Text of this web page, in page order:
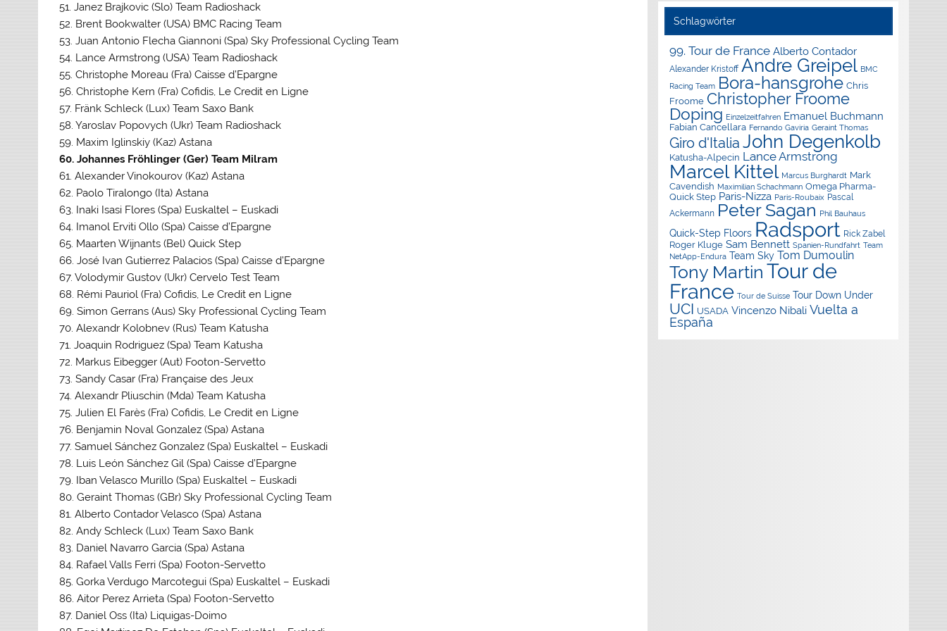
51. Janez Brajkovic (Slo) Team Radioshack
52. Brent Bookwalter (USA) BMC Racing Team
53. Juan Antonio Flecha Giannoni (Spa) Sky Professional Cycling Team
54. Lance Armstrong (USA) Team Radioshack
55. Christophe Moreau (Fra) Caisse d’Epargne
56. Christophe Kern (Fra) Cofidis, Le Credit en Ligne
57. Fränk Schleck (Lux) Team Saxo Bank
58. Yaroslav Popovych (Ukr) Team Radioshack
59. Maxim Iglinskiy (Kaz) Astana
60. Johannes Fröhlinger (Ger) Team Milram
61. Alexander Vinokourov (Kaz) Astana
62. Paolo Tiralongo (Ita) Astana
63. Inaki Isasi Flores (Spa) Euskaltel – Euskadi
64. Imanol Erviti Ollo (Spa) Caisse d’Epargne
65. Maarten Wijnants (Bel) Quick Step
66. José Ivan Gutierrez Palacios (Spa) Caisse d’Epargne
67. Volodymir Gustov (Ukr) Cervelo Test Team
68. Rémi Pauriol (Fra) Cofidis, Le Credit en Ligne
69. Simon Gerrans (Aus) Sky Professional Cycling Team
70. Alexandr Kolobnev (Rus) Team Katusha
71. Joaquin Rodriguez (Spa) Team Katusha
72. Markus Eibegger (Aut) Footon-Servetto
73. Sandy Casar (Fra) Française des Jeux
74. Alexandr Pliuschin (Mda) Team Katusha
75. Julien El Farès (Fra) Cofidis, Le Credit en Ligne
76. Benjamin Noval Gonzalez (Spa) Astana
77. Samuel Sánchez Gonzalez (Spa) Euskaltel – Euskadi
78. Luis León Sánchez Gil (Spa) Caisse d’Epargne
79. Iban Velasco Murillo (Spa) Euskaltel – Euskadi
80. Geraint Thomas (GBr) Sky Professional Cycling Team
81. Alberto Contador Velasco (Spa) Astana
82. Andy Schleck (Lux) Team Saxo Bank
83. Daniel Navarro Garcia (Spa) Astana
84. Rafael Valls Ferri (Spa) Footon-Servetto
85. Gorka Verdugo Marcotegui (Spa) Euskaltel – Euskadi
86. Aitor Perez Arrieta (Spa) Footon-Servetto
87. Daniel Oss (Ita) Liquigas-Doimo
Schlagwörter
99. Tour de France Alberto Contador
Alexander Kristoff Andre Greipel BMC
Racing Team Bora-hansgrohe Chris
Froome Christopher Froome
Doping Einzelzeitfahren Emanuel Buchmann
Fabian Cancellara Fernando Gaviria Geraint Thomas
Giro d'Italia John Degenkolb
Katusha-Alpecin Lance Armstrong
Marcel Kittel Marcus Burghardt Mark
Cavendish Maximilian Schachmann Omega Pharma-
Quick Step Paris-Nizza Paris-Roubaix Pascal
Ackermann Peter Sagan Phil Bauhaus
Quick-Step Floors Radsport Rick Zabel
Roger Kluge Sam Bennett Spanien-Rundfahrt Team
NetApp-Endura Team Sky Tom Dumoulin
Tony Martin Tour de
France Tour de Suisse Tour Down Under
UCI USADA Vincenzo Nibali Vuelta a
España